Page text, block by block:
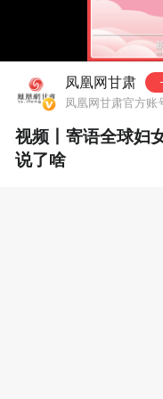
凤凰网甘肃
凤凰网甘肃官方账
视频丨寄语全球妇
说了啥